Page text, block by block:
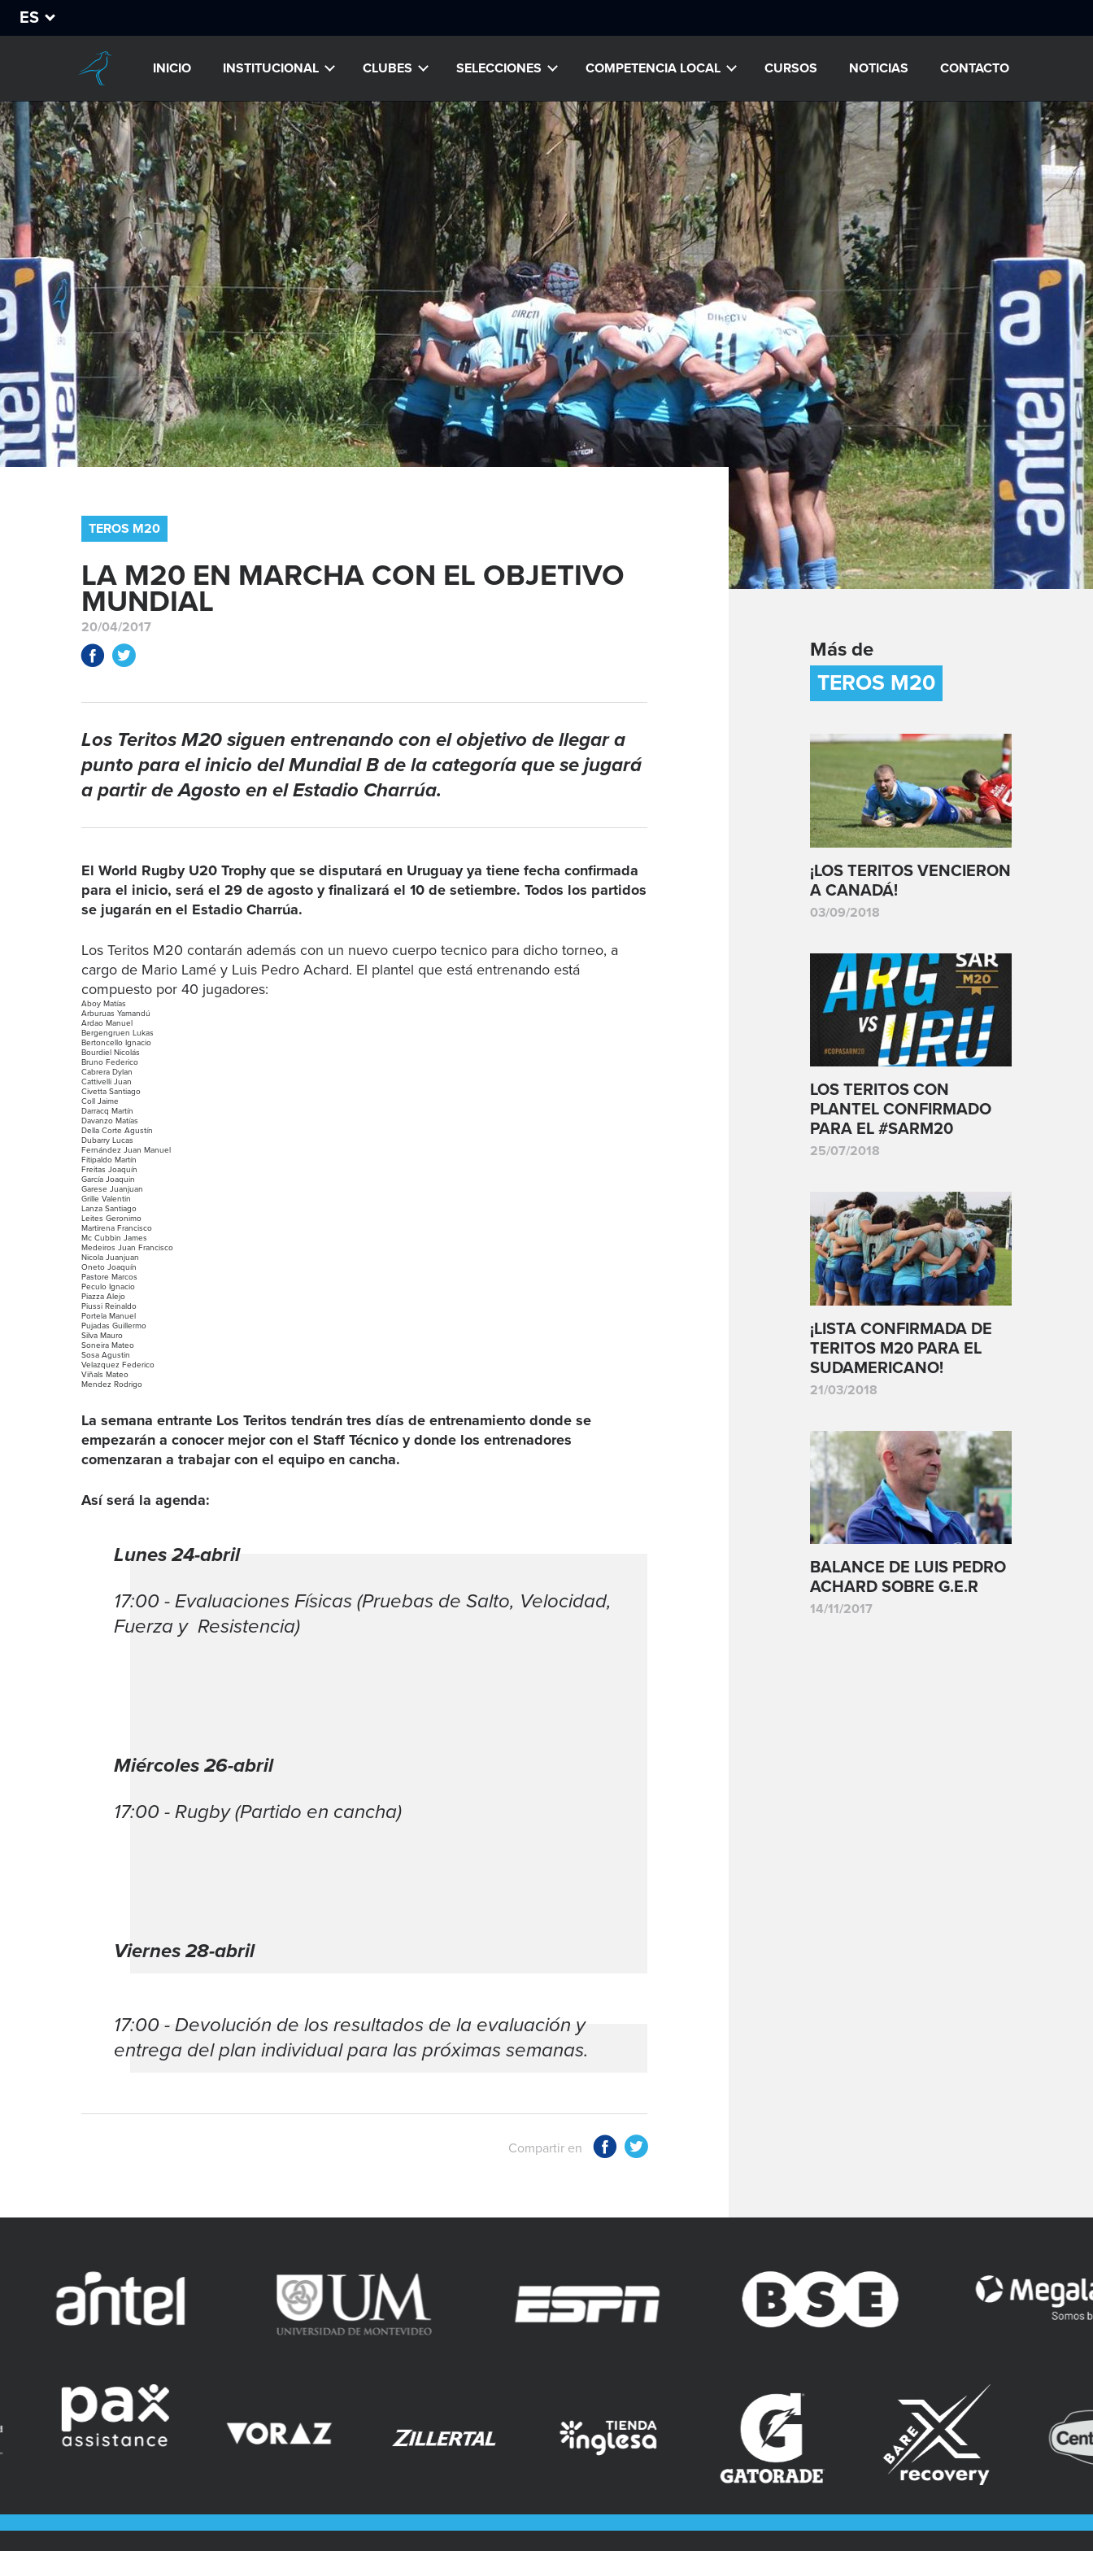
ES
INICIO INSTITUCIONAL CLUBES SELECCIONES COMPETENCIA LOCAL CURSOS NOTICIAS CONTACTO
TEROS M20
LA M20 EN MARCHA CON EL OBJETIVO
MUNDIAL
20/04/2017
Los Teritos M20 siguen entrenando con el objetivo de llegar a
punto para el inicio del Mundial B de la categoría que se jugará
a partir de Agosto en el Estadio Charrúa.
El World Rugby U20 Trophy que se disputará en Uruguay ya tiene fecha confirmada
para el inicio, será el 29 de agosto y finalizará el 10 de setiembre. Todos los partidos
se jugarán en el Estadio Charrúa.
Los Teritos M20 contarán además con un nuevo cuerpo tecnico para dicho torneo, a
cargo de Mario Lamé y Luis Pedro Achard. El plantel que está entrenando está
compuesto por 40 jugadores:
Aboy Matías
Arburuas Yamandú
Ardao Manuel
Bergengruen Lukas
Bertoncello Ignacio
Bourdiel Nicolás
Bruno Federico
Cabrera Dylan
Cattivelli Juan
Civetta Santiago
Coll Jaime
Darracq Martín
Davanzo Matías
Della Corte Agustín
Dubarry Lucas
Fernández Juan Manuel
Fitipaldo Martín
Freitas Joaquín
García Joaquin
Garese Juanjuan
Grille Valentin
Lanza Santiago
Leites Geronimo
Martirena Francisco
Mc Cubbin James
Medeiros Juan Francisco
Nicola Juanjuan
Oneto Joaquín
Pastore Marcos
Peculo Ignacio
Piazza Alejo
Piussi Reinaldo
Portela Manuel
Pujadas Guillermo
Silva Mauro
Soneira Mateo
Sosa Agustin
Velazquez Federico
Viñals Mateo
Mendez Rodrigo
La semana entrante Los Teritos tendrán tres días de entrenamiento donde se
empezarán a conocer mejor con el Staff Técnico y donde los entrenadores
comenzaran a trabajar con el equipo en cancha.
Así será la agenda:
Lunes 24-abril
17:00 - Evaluaciones Físicas (Pruebas de Salto, Velocidad,
Fuerza y Resistencia)
Miércoles 26-abril
17:00 - Rugby (Partido en cancha)
Viernes 28-abril
17:00 - Devolución de los resultados de la evaluación y
entrega del plan individual para las próximas semanas.
Compartir en
Más de
TEROS M20
¡LOS TERITOS VENCIERON
A CANADÁ!
03/09/2018
LOS TERITOS CON
PLANTEL CONFIRMADO
PARA EL #SARM20
25/07/2018
¡LISTA CONFIRMADA DE
TERITOS M20 PARA EL
SUDAMERICANO!
21/03/2018
BALANCE DE LUIS PEDRO
ACHARD SOBRE G.E.R
14/11/2017